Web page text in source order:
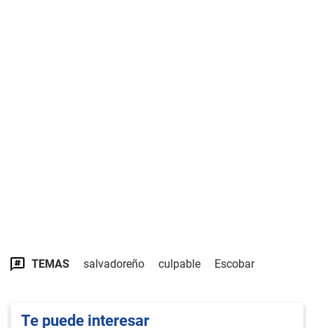
TEMAS salvadoreño culpable Escobar
Te puede interesar